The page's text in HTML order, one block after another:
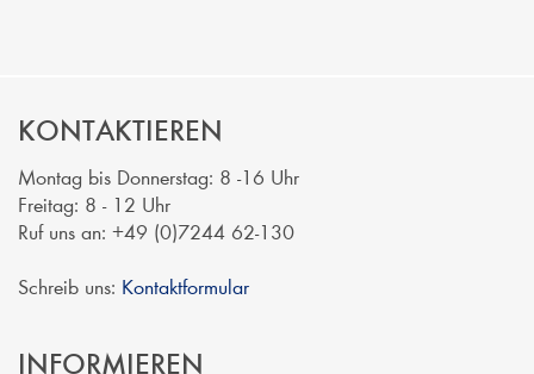
KONTAKTIEREN
Montag bis Donnerstag: 8 -16 Uhr
Freitag: 8 - 12 Uhr
Ruf uns an: +49 (0)7244 62-130
Schreib uns: Kontaktformular
INFORMIEREN